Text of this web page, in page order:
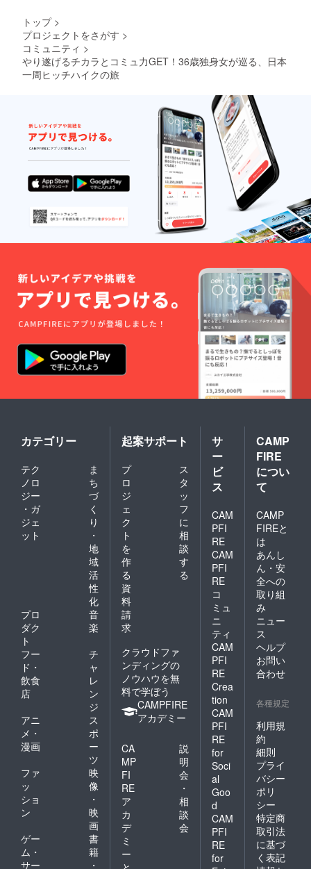
トップ >
プロジェクトをさがす >
コミュニティ >
やり遂げるチカラとコミュ力GET！36歳独身女が巡る、日本
一周ヒッチハイクの旅
カテゴリー
テク
ノロ
ジー
・ガ
ジェ
ット
ま
ち
づ
く
り
・
地
域
活
性
化
プロ
ダク
ト
音
楽
フー
ド・
飲食
店
チ
ャ
レ
ン
ジ
アニ
メ・
漫画
ス
ポ
ー
ツ
ファ
ッ
ショ
ン
映
像
・
映
画
ゲー
ム・
サー
書
籍
・
起案サポート
プ
ロ
ジ
ェ
ク
ト
を
作
る
ス
タ
ッ
フ
に
相
談
す
る
資
料
請
求
クラウドファ
ンディングの
ノウハウを無
料で学ぼう
CAMPFIRE
アカデミー
CA
MP
FI
RE
ア
カ
デ
ミ
ー
説
明
会
・
相
談
会
サ
ー
ビ
ス
CAM
PFI
RE
CAM
PFI
RE
コ
ミュ
ニ
ティ
CAM
PFI
RE
Crea
tion
CAM
PFI
RE
for
Soci
al
Goo
d
CAM
PFI
RE
for
CAMP
FIRE
につい
て
CAMP
FIREと
は
あんし
ん・安
全への
取り組
み
ニュー
ス
ヘルプ
お問い
合わせ
各種規定
利用規
約
細則
プライ
バシー
ポリ
シー
特定商
取引法
に基づ
く表記